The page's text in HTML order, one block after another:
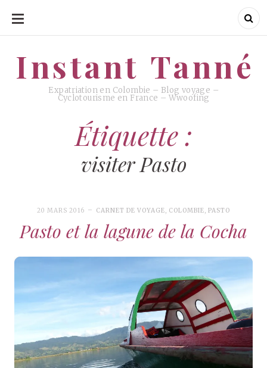
ALLER
CONTENU
Instant Tanné
Expatriation en Colombie – Blog voyage –
Cyclotourisme en France – Wwoofing
Instant Tanné
Étiquette :
visiter Pasto
20 MARS 2016 CARNET DE VOYAGE, COLOMBIE,PASTO
Pasto et la lagune de la Cocha